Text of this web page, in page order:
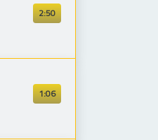
2:50
1:06